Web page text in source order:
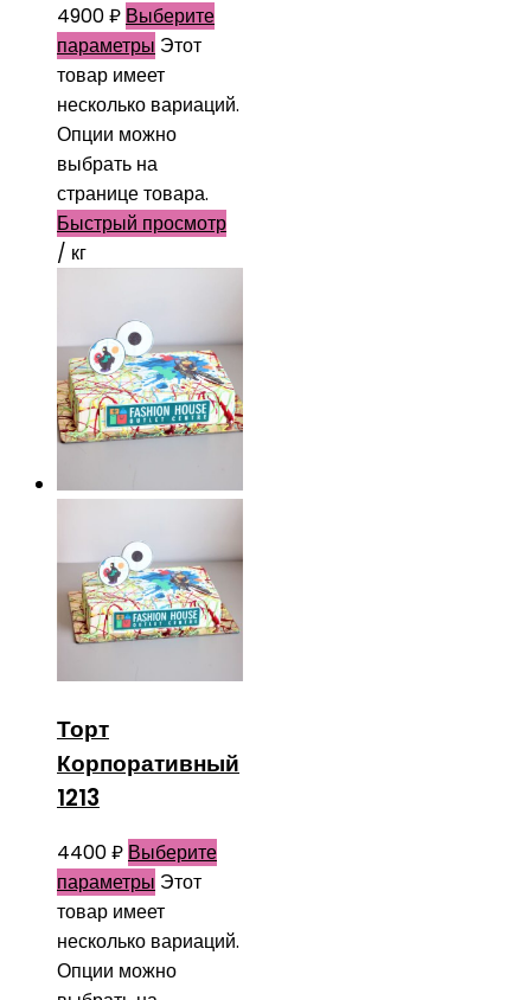
4900₽ Выберите
параметры Этот
товар имеет
несколько вариаций.
Опции можно
выбрать на
странице товара.
Быстрый просмотр
/ кг
Торт
Корпоративный
1213
4400₽ Выберите
параметры Этот
товар имеет
несколько вариаций.
Опции можно